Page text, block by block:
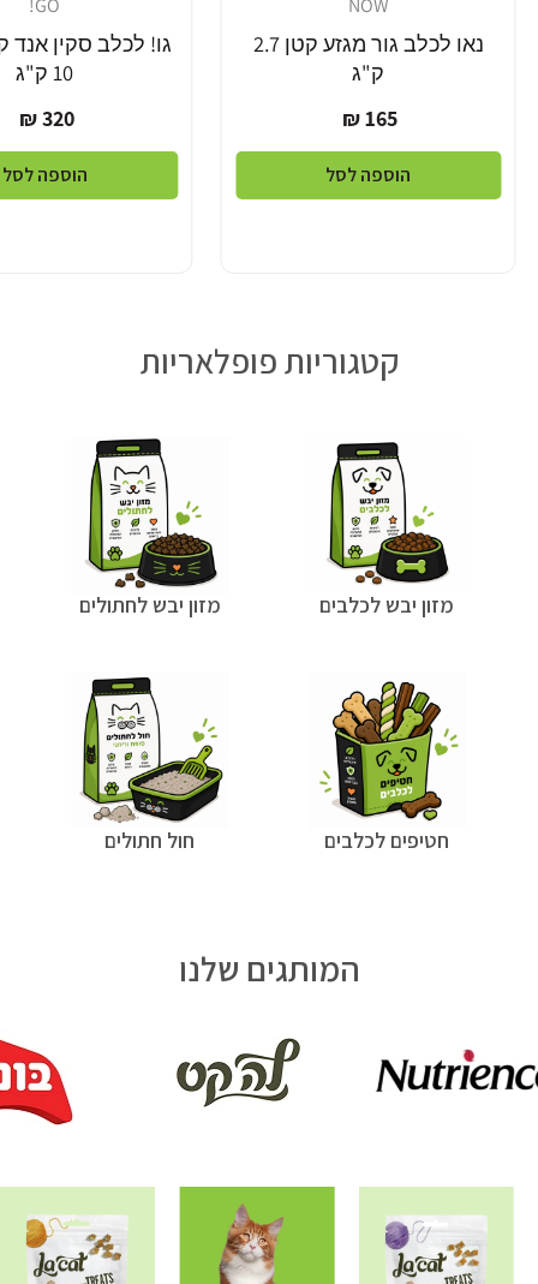
NOW
נאו לכלב גור מגזע קטן 2.7
ק"ג
מחיר
רגיל
165 ₪
הוספה לסל
GO!
גו! לכלב סקין
10 ק"ג
מחיר
רגיל
320 ₪
הוספה לסל
קטגוריות פופלאריות
מזון יבש לכלבים מזון יבש לחתולים
חטיפים לכלבים חול חתולים
המותגים שלנו